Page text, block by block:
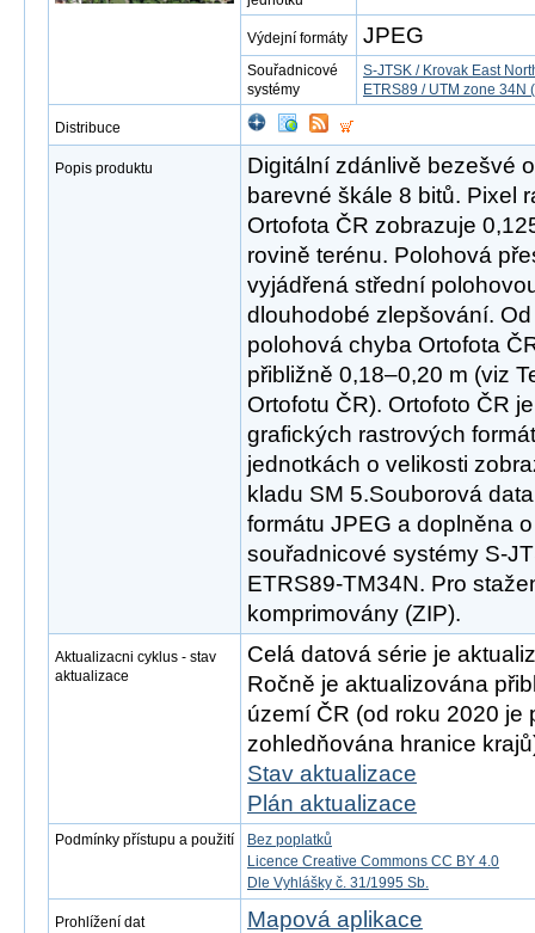
Výdejní formáty JPEG
Souřadnicové
systémy
S-JTSK / Krovak East
ETRS89 / UTM zone 34N
Distribuce
Popis produktu
Digitální zdánlivě bezešvé
barevné škále 8 bitů. Pixel
Ortofota ČR zobrazuje
rovině terénu. Polohová
vyjádřená střední
dlouhodobé zlepšování.
polohová chyba Ortofota
přibližně 0,18–0,20 m (viz
Ortofotu ČR). Ortofoto ČR
grafických rastrových
jednotkách o velikosti
kladu SM 5.Souborová
formátu JPEG a doplněna
souřadnicové systémy S-
ETRS89-TM34N. Pro
komprimovány (ZIP).
Aktualizacni cyklus - stav
aktualizace
Celá datová série je
Ročně je aktualizována
území ČR (od roku 2020 je
zohledňována hranice
Stav aktualizace
Plán aktualizace
Podmínky přístupu a použití
Bez poplatků
Licence Creative Commons CC BY 4.0
Dle Vyhlášky č. 31/1995 Sb.
Prohlížení dat
Mapová aplikace